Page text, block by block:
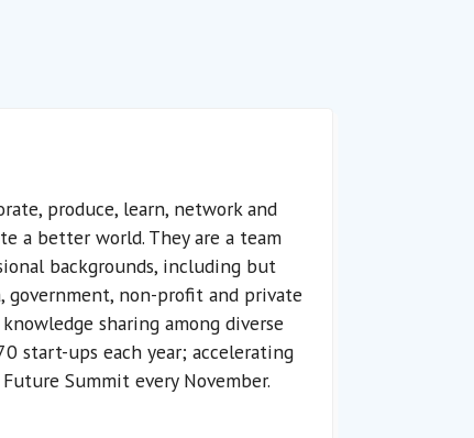
produce, learn, network and
a better world. They are a team
backgrounds, including but
government, non-profit and private
sharing among diverse
start-ups each year; accelerating
Summit every November.